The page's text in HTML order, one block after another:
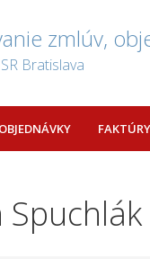
zmlúv,
Bratislava
OBJEDNÁVKY FAKTÚRY